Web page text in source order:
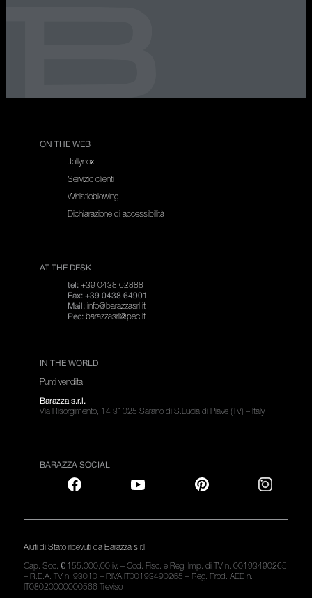
ON THE WEB
Jollynox
Servizio clienti
Whistleblowing
Dichiarazione di accessibilità
AT THE DESK
tel: +39 0438 62888
Fax: +39 0438 64901
Mail: info@barazzasrl.it
Pec: barazzasrl@pec.it
IN THE WORLD
Punti vendita
Barazza s.r.l.
Via Risorgimento, 14 31025 Sarano di S.Lucia di Piave (TV) – Italy
BARAZZA SOCIAL
Aiuti di Stato ricevuti da Barazza s.r.l.
Cap. Soc. € 155.000,00 iv. – Cod. Fisc. e Reg. Imp. di TV n. 00193490265
– R.E.A. TV n. 93010 – P.IVA IT00193490265 – Reg. Prod. AEE n.
IT08020000000566 Treviso